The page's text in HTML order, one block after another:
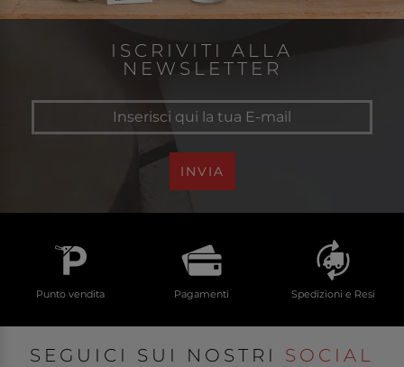
ISCRIVITI ALLA
NEWSLETTER
INVIA
Punto vendita Pagamenti Spedizioni e Resi
SEGUICI SUI NOSTRI SOCIAL